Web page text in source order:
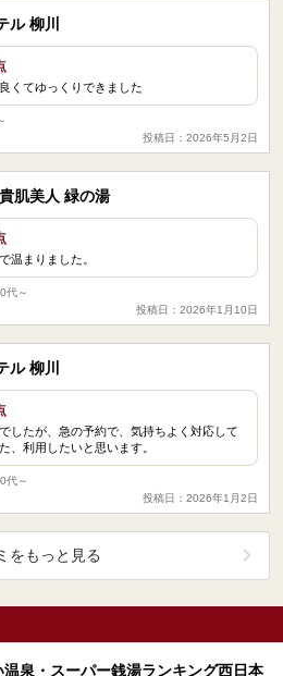
柳川
くてゆっくりできました
投稿日：2026年5月2日
肌美人 緑の湯
温まりました。
代～
投稿日：2026年1月10日
柳川
したが、急の予約で、気持ちよく対応して
、利用したいと思います。
代～
投稿日：2026年1月2日
をもっと見る
温泉・スーパー銭湯ランキング西日本